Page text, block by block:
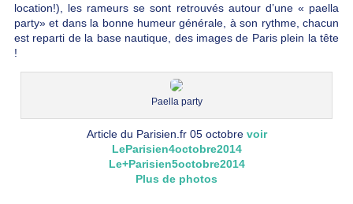
location!), les rameurs se sont retrouvés autour d’une « paella
party» et dans la bonne humeur générale, à son rythme, chacun
est reparti de la base nautique, des images de Paris plein la tête
!
Paella party
Article du Parisien.fr 05 octobre voir
LeParisien4octobre2014
Le+Parisien5octobre2014
Plus de photos